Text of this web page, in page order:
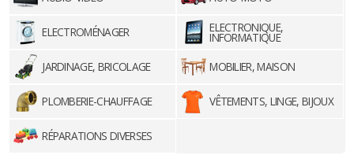
ELECTROMÉNAGER ELECTRONIQUE,
INFORMATIQUE
JARDINAGE, BRICOLAGE
MOBILIER, MAISON
PLOMBERIE-CHAUFFAGE VÊTEMENTS, LINGE, BIJOUX
RÉPARATIONS DIVERSES